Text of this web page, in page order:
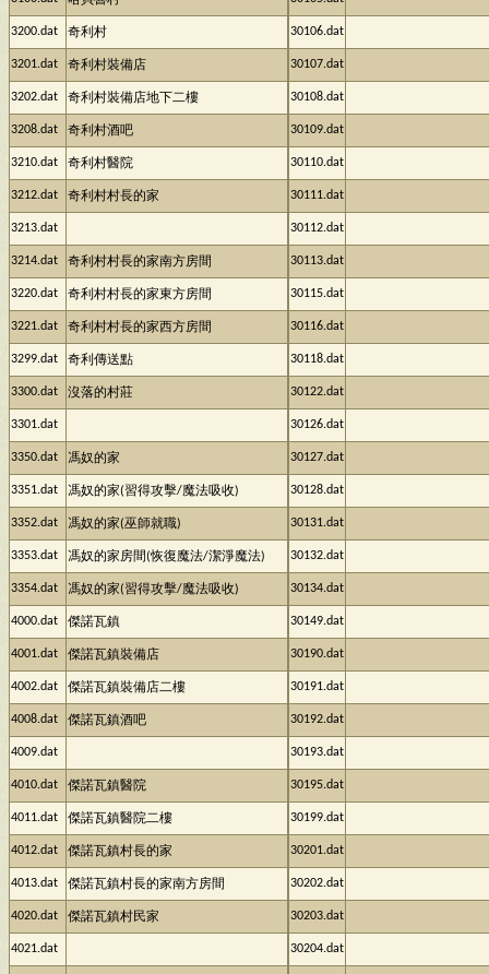
3200.dat 奇利村
3201.dat 奇利村裝備店
3202.dat 奇利村裝備店地下二樓
3208.dat 奇利村酒吧
3210.dat 奇利村醫院
3212.dat 奇利村村長的家
3213.dat
3214.dat 奇利村村長的家南方房間
3220.dat 奇利村村長的家東方房間
3221.dat 奇利村村長的家西方房間
3299.dat 奇利傳送點
3300.dat 沒落的村莊
3301.dat
3350.dat 馮奴的家
3351.dat 馮奴的家(習得攻擊/魔法吸收)
3352.dat 馮奴的家(巫師就職)
3353.dat 馮奴的家房間(恢復魔法/潔淨魔法)
3354.dat 馮奴的家(習得攻擊/魔法吸收)
4000.dat 傑諾瓦鎮
4001.dat 傑諾瓦鎮裝備店
4002.dat 傑諾瓦鎮裝備店二樓
4008.dat 傑諾瓦鎮酒吧
4009.dat
4010.dat 傑諾瓦鎮醫院
4011.dat 傑諾瓦鎮醫院二樓
4012.dat 傑諾瓦鎮村長的家
4013.dat 傑諾瓦鎮村長的家南方房間
4020.dat 傑諾瓦鎮村民家
4021.dat
30106.dat
30107.dat
30108.dat
30109.dat
30110.dat
30111.dat
30112.dat
30113.dat
30115.dat
30116.dat
30118.dat
30122.dat
30126.dat
30127.dat
30128.dat
30131.dat
30132.dat
30134.dat
30149.dat
30190.dat
30191.dat
30192.dat
30193.dat
30195.dat
30199.dat
30201.dat
30202.dat
30203.dat
30204.dat